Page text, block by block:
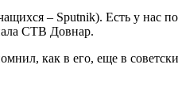
– Sputnik). Есть у нас
СТВ Довнар.
как в его, еще в